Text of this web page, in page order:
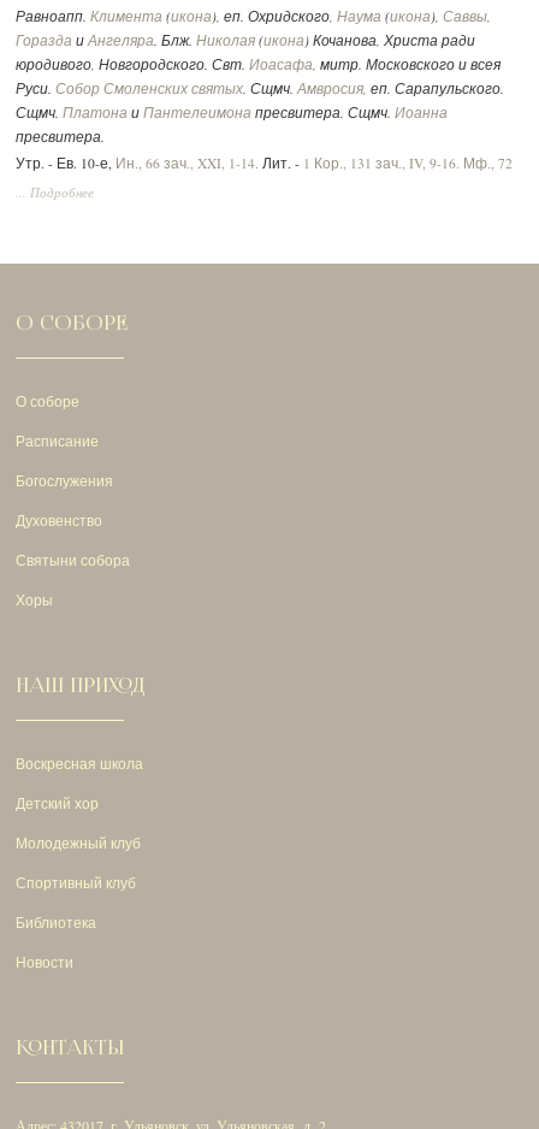
Равноапп.Климента (икона), еп. Охридского,Наума (икона),Саввы,
Горазда иАнгеляра. Блж.Николая (икона) Кочанова, Христа ради
юродивого, Новгородского. Свт.Иоасафа, митр. Московского и всея
Руси.Собор Смоленских святых. Сщмч.Амвросия, еп. Сарапульского.
Сщмч.Платона иПантелеимона пресвитера. Сщмч.Иоанна
пресвитера.
Утр. - Ев. 10-е, Ин., 66 зач., XXI, 1-14. Лит. - 1 Кор., 131 зач., IV, 9-16. Мф., 72
зач., XVII, 14-23.
... Подробнее
О СОБОРЕ
О соборе
Расписание
Богослужения
Духовенство
Святыни собора
Хоры
НАШ ПРИХОД
Воскресная школа
Детский хор
Молодежный клуб
Спортивный клуб
Библиотека
Новости
КОНТАКТЫ